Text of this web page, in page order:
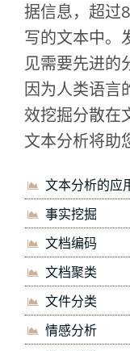
据信息，超过
写的文本中。
见需要先进的
因为人类语言
效挖掘分散在
文本分析将助
文本分析的应
事实挖掘
文档编码
文档聚类
文件分类
情感分析